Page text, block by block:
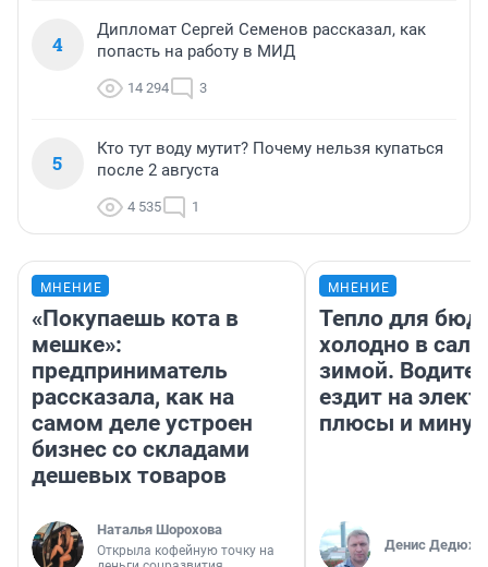
4
Дипломат Сергей Семенов рассказал, как
попасть на работу в МИД
14 294 3
5
Кто тут воду мутит? Почему нельзя купаться
после 2 августа
4 535 1
МНЕНИЕ
«Покупаешь кота в
мешке»:
предприниматель
рассказала, как на
самом деле устроен
бизнес со складами
дешевых товаров
Наталья Шорохова
Открыла кофейную точку на
МНЕНИЕ
Тепло для
холодно в
зимой.
ездит на
плюсы и
Денис